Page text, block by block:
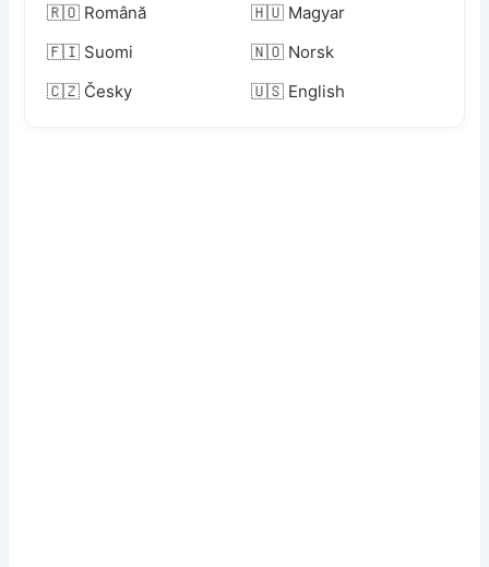
🇷🇴 Română
🇭🇺 Magyar
🇫🇮 Suomi
🇳🇴 Norsk
🇨🇿 Česky
🇺🇸 English